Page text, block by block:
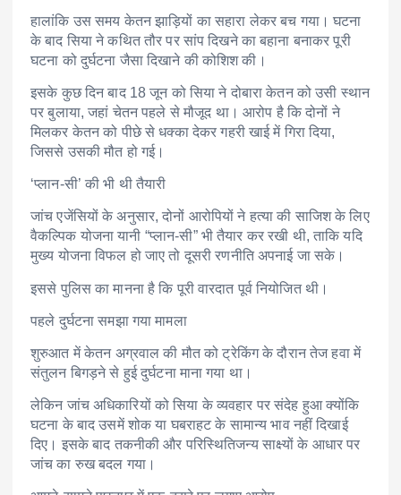
हालांकि उस समय केतन झाड़ियों का सहारा लेकर बच गया। घटना
के बाद सिया ने कथित तौर पर सांप दिखने का बहाना बनाकर पूरी
घटना को दुर्घटना जैसा दिखाने की कोशिश की।
इसके कुछ दिन बाद 18 जून को सिया ने दोबारा केतन को उसी स्थान
पर बुलाया, जहां चेतन पहले से मौजूद था। आरोप है कि दोनों ने
मिलकर केतन को पीछे से धक्का देकर गहरी खाई में गिरा दिया,
जिससे उसकी मौत हो गई।
‘प्लान-सी’ की भी थी तैयारी
जांच एजेंसियों के अनुसार, दोनों आरोपियों ने हत्या की साजिश के लिए
वैकल्पिक योजना यानी “प्लान-सी” भी तैयार कर रखी थी, ताकि यदि
मुख्य योजना विफल हो जाए तो दूसरी रणनीति अपनाई जा सके।
इससे पुलिस का मानना है कि पूरी वारदात पूर्व नियोजित थी।
पहले दुर्घटना समझा गया मामला
शुरुआत में केतन अग्रवाल की मौत को ट्रेकिंग के दौरान तेज हवा में
संतुलन बिगड़ने से हुई दुर्घटना माना गया था।
लेकिन जांच अधिकारियों को सिया के व्यवहार पर संदेह हुआ क्योंकि
घटना के बाद उसमें शोक या घबराहट के सामान्य भाव नहीं दिखाई
दिए। इसके बाद तकनीकी और परिस्थितिजन्य साक्ष्यों के आधार पर
जांच का रुख बदल गया।